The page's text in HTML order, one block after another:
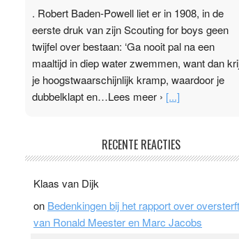
. Robert Baden-Powell liet er in 1908, in de
eerste druk van zijn Scouting for boys geen
twijfel over bestaan: ‘Ga nooit pal na een
maaltijd in diep water zwemmen, want dan
je hoogstwaarschijnlijk kramp, waardoor je
dubbelklapt en…Lees meer › [...]
Ward van Beek
topsporters. Ze hopen ermee hun hartslag te
verlagen terwijl ze meer zuurstof opnemen.
Daarop heeft zo’n pleister geen effect. Maar het
RECENTE REACTIES
Klaas van Dijk
on Bedenkingen bij het rapport over
van Ronald Meester en Marc Jacobs